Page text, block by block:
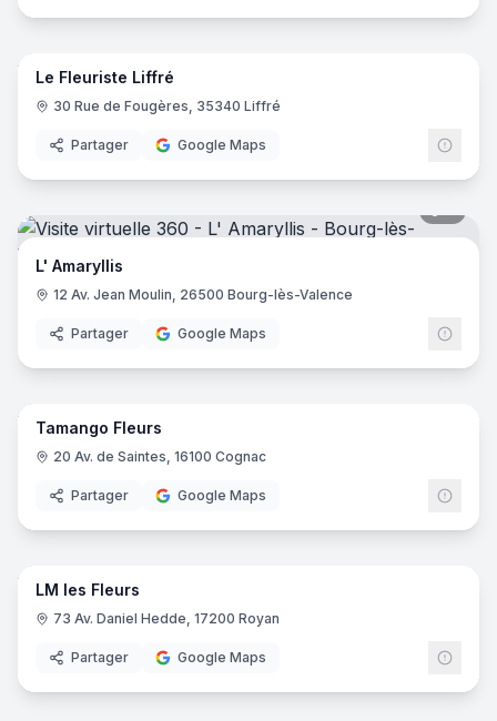
8
Le Fleuriste Liffré
30 Rue de Fougères, 35340 Liffré
Partager Google Maps
L' Amaryllis
12 Av. Jean Moulin, 26500 Bourg-lès-Valence
Partager Google Maps
7
Tamango Fleurs
20 Av. de Saintes, 16100 Cognac
Partager Google Maps
7
LM les Fleurs
73 Av. Daniel Hedde, 17200 Royan
Partager Google Maps
7